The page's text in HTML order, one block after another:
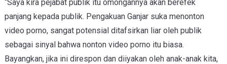
“Saya kira pejabat publik itu omongannya akan berefek
panjang kepada publik. Pengakuan Ganjar suka menonton
video porno, sangat potensial ditafsirkan liar oleh publik
sebagai sinyal bahwa nonton video porno itu biasa.
Bayangkan, jika ini direspon dan diiyakan oleh anak-anak kita,